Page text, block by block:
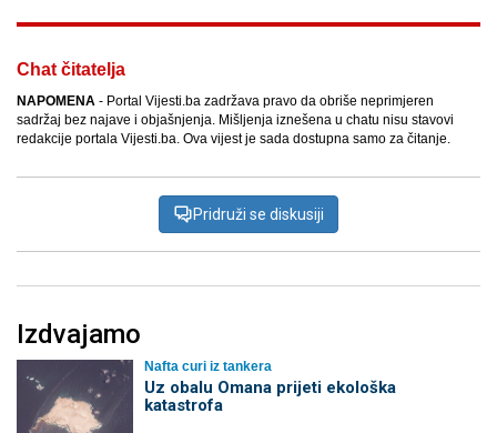
Chat čitatelja
NAPOMENA - Portal Vijesti.ba zadržava pravo da obriše neprimjeren
sadržaj bez najave i objašnjenja. Mišljenja iznešena u chatu nisu stavovi
redakcije portala Vijesti.ba. Ova vijest je sada dostupna samo za čitanje.
Pridruži se diskusiji
Izdvajamo
Nafta curi iz tankera
Uz obalu Omana prijeti ekološka
katastrofa